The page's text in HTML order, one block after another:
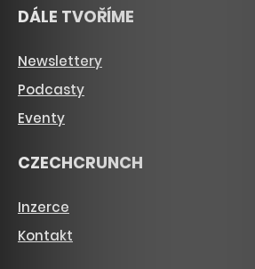
DÁLE TVOŘÍME
Newslettery
Podcasty
Eventy
CZECHCRUNCH
Inzerce
Kontakt